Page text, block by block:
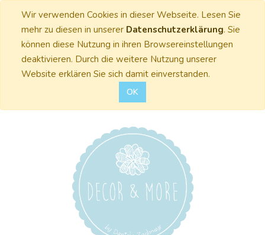
Wir verwenden Cookies in dieser Webseite. Lesen Sie
mehr zu diesen in unserer Datenschutzerklärung. Sie
können diese Nutzung in ihren Browsereinstellungen
deaktivieren. Durch die weitere Nutzung unserer
Website erklären Sie sich damit einverstanden.
OK